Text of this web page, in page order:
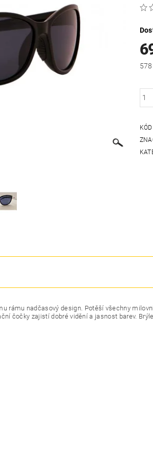
rámu nadčasový design. Potěší všechny
čočky zajistí dobré vidění a jasnost barev.